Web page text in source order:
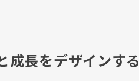
成長をデザインする